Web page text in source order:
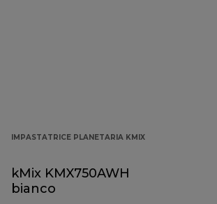
IMPASTATRICE PLANETARIA KMIX
kMix KMX750AWH
bianco